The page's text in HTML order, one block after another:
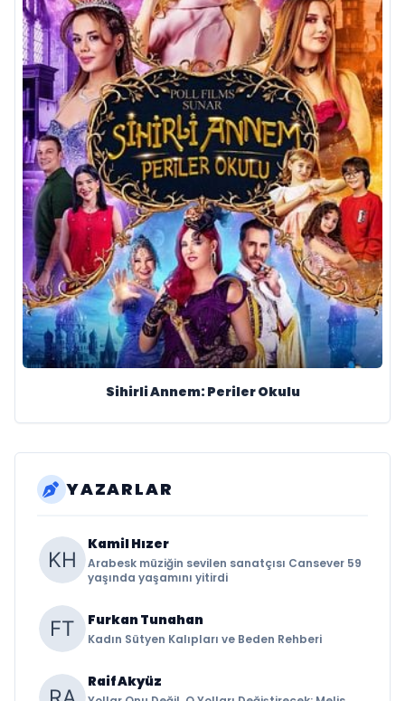
Sihirli Annem: Periler Okulu
YAZARLAR
Kamil Hızer
Arabesk müziğin sevilen sanatçısı Cansever 59
yaşında yaşamını yitirdi
Furkan Tunahan
Kadın Sütyen Kalıpları ve Beden Rehberi
Raif Akyüz